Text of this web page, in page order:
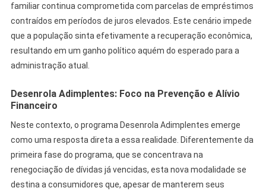
familiar continua comprometida com parcelas de empréstimos
contraídos em períodos de juros elevados. Este cenário impede
que a população sinta efetivamente a recuperação econômica,
resultando em um ganho político aquém do esperado para a
administração atual.
Desenrola Adimplentes: Foco na Prevenção e Alívio
Financeiro
Neste contexto, o programa Desenrola Adimplentes emerge
como uma resposta direta a essa realidade. Diferentemente da
primeira fase do programa, que se concentrava na
renegociação de dívidas já vencidas, esta nova modalidade se
destina a consumidores que, apesar de manterem seus